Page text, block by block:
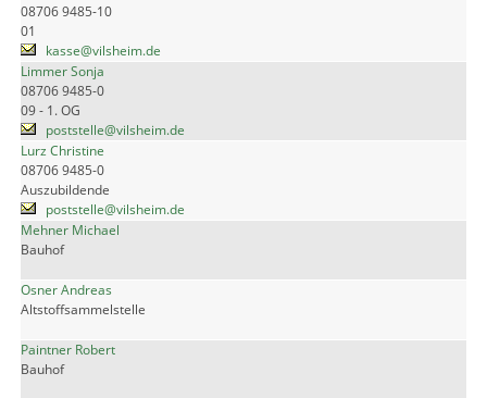
08706 9485-10
01
kasse@vilsheim.de
Limmer Sonja
08706 9485-0
09 - 1. OG
poststelle@vilsheim.de
Lurz Christine
08706 9485-0
Auszubildende
poststelle@vilsheim.de
Mehner Michael
Bauhof
Osner Andreas
Altstoffsammelstelle
Paintner Robert
Bauhof